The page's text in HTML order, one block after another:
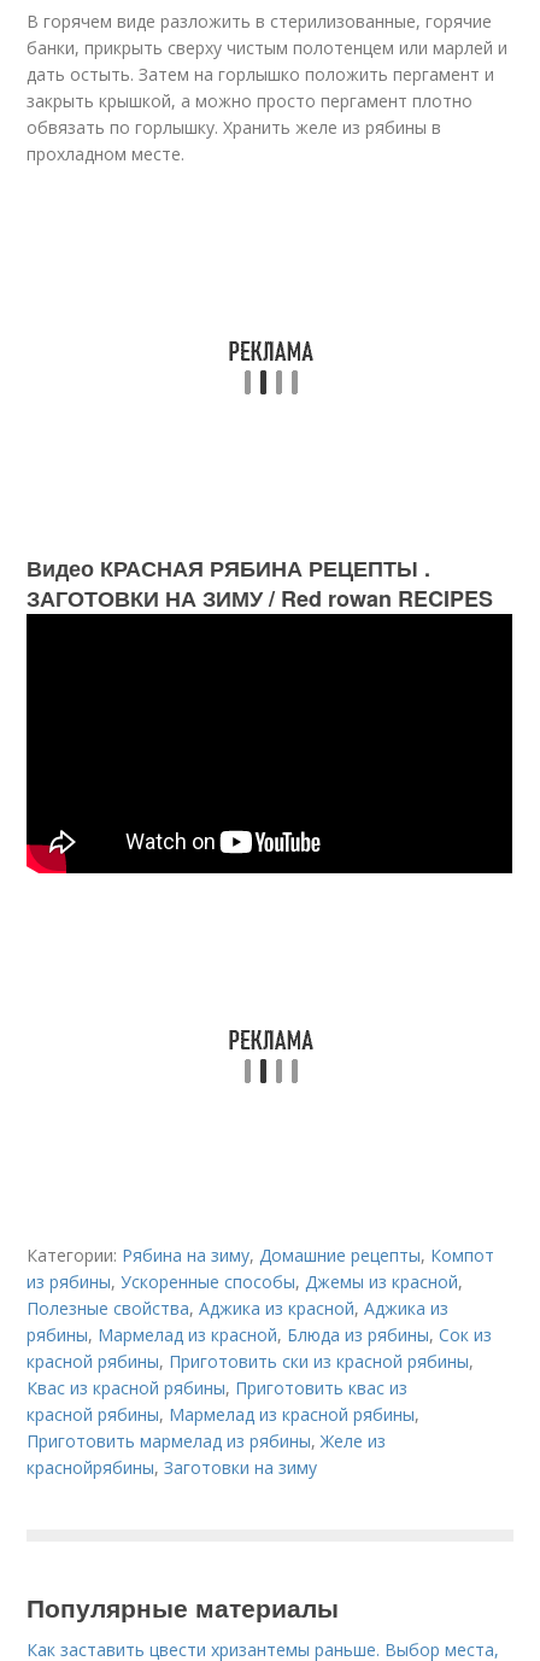
В горячем виде разложить в стерилизованные, горячие
банки, прикрыть сверху чистым полотенцем или марлей и
дать остыть. Затем на горлышко положить пергамент и
закрыть крышкой, а можно просто пергамент плотно
обвязать по горлышку. Хранить желе из рябины в
прохладном месте.
Видео КРАСНАЯ РЯБИНА РЕЦЕПТЫ .
ЗАГОТОВКИ НА ЗИМУ / Red rowan RECIPES
Категории: Рябина на зиму,Домашние рецепты, Компот
из рябины,Ускоренные способы,Джемы из красной,
Полезные свойства,Аджика из красной,Аджика из
рябины, Мармелад из красной, Блюда из рябины,Сок из
красной рябины, Приготовить ски из красной рябины,
Квас из красной рябины, Приготовить квас из
красной рябины, Мармелад из красной рябины,
Приготовить мармелад из рябины,Желе из
краснойрябины,Заготовки на зиму
Популярные материалы
Как заставить цвести хризантемы раньше. Выбор места,